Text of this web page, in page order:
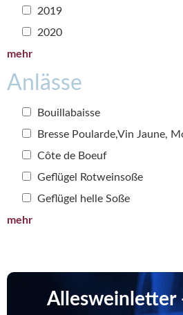
2019
2020
mehr
Anlässe
Bouillabaisse
Bresse Poularde,Vin Jaune,
Côte de Boeuf
Geflügel Rotweinsoße
Geflügel helle Soße
mehr
Allesweinletter